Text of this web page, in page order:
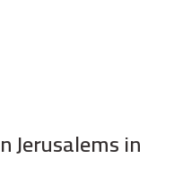
Jerusalems in